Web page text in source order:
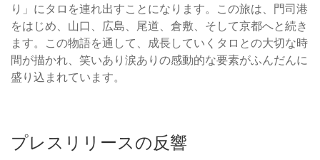
り」にタロを連れ出すことになります。この旅は、門司港
をはじめ、山口、広島、尾道、倉敷、そして京都へと続き
ます。この物語を通して、成長していくタロとの大切な時
間が描かれ、笑いあり涙ありの感動的な要素がふんだんに
盛り込まれています。
プレスリリースの反響